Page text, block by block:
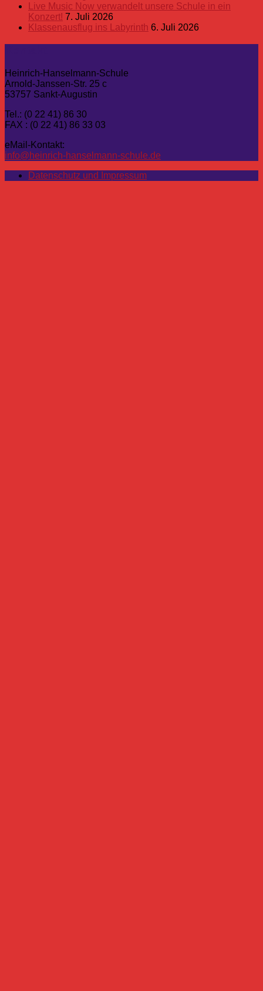
Live Music Now verwandelt unsere Schule in ein
Konzert! 7. Juli 2026
Klassenausflug ins Labyrinth 6. Juli 2026
Heinrich-Hanselmann-Schule
Arnold-Janssen-Str. 25 c
53757 Sankt-Augustin
Tel.: (0 22 41) 86 30
FAX : (0 22 41) 86 33 03
eMail-Kontakt:
info@heinrich-hanselmann-schule.de
Datenschutz und Impressum